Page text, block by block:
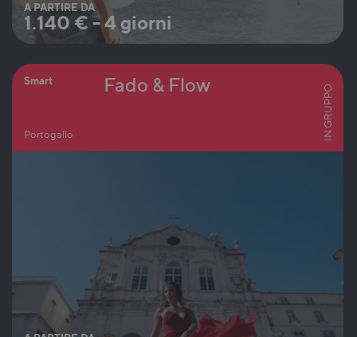
A PARTIRE DA
1.140 € -4 giorni
Smart
Portogallo
Fado & Flow IN GRUPPO